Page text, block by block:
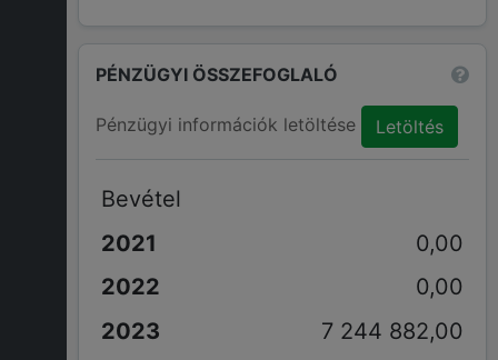
PÉNZÜGYI ÖSSZEFOGLALÓ
Pénzügyi információk letöltése Letöltés
Bevétel
0,00
0,00
7 244 882,00